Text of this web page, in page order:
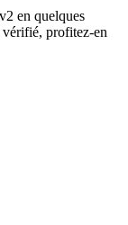
en quelques
profitez-en